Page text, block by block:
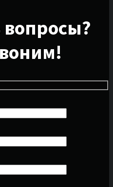
вопросы?